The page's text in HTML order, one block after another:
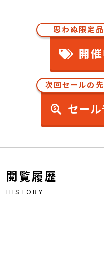
思わぬ限定品
開
次回セールの先
セール
閲覧履歴
HISTORY